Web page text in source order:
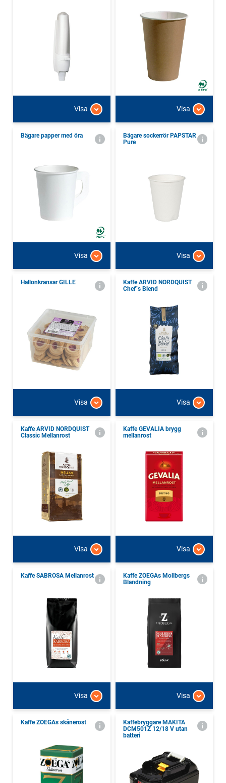
Visa Visa
Bägare papper med öra
Visa
Bägare sockerrör PAPSTAR
Pure
Visa
Hallonkransar GILLE
Visa
Kaffe ARVID NORDQUIST
Chef´s Blend
Visa
Kaffe ARVID NORDQUIST
Classic Mellanrost
Visa
Kaffe GEVALIA brygg
mellanrost
Visa
Kaffe SABROSA Mellanrost
Visa
Kaffe ZOEGAs Mollbergs
Blandning
Visa
Kaffe ZOEGAs skånerost
Kaffebryggare MAKITA
DCM501Z 12/18 V utan
batteri